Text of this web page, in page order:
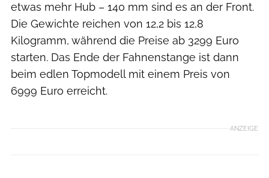
etwas mehr Hub – 140 mm sind es an der Front.
Die Gewichte reichen von 12,2 bis 12,8
Kilogramm, während die Preise ab 3299 Euro
starten. Das Ende der Fahnenstange ist dann
beim edlen Topmodell mit einem Preis von
6999 Euro erreicht.
ANZEIGE